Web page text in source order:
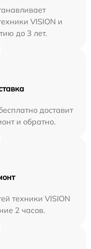
VISION и
до 3 лет.
доставит
и обратно.
техники VISION
2 часов.